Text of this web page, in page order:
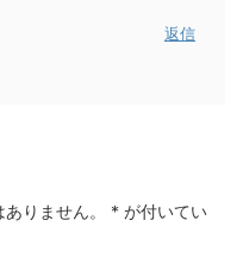
返信
りません。 * が付いてい